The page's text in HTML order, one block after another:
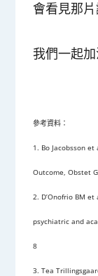
會看見那
我們一起加
參考資料：
1. Bo Jacobsson
Outcome, Obstet
2. D’Onofrio BM
psychiatric and
8
3. Tea